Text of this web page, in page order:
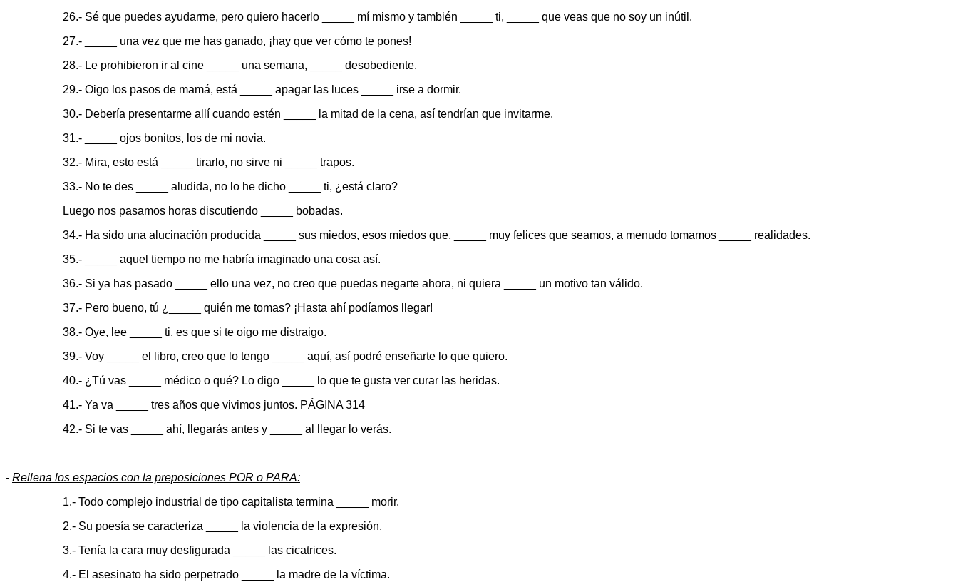
26.- Sé que puedes ayudarme, pero quiero hacerlo _____ mí mismo y también _____ ti, _____ que veas que no soy un inútil.
27.- _____ una vez que me has ganado, ¡hay que ver cómo te pones!
28.- Le prohibieron ir al cine _____ una semana, _____ desobediente.
29.- Oigo los pasos de mamá, está _____ apagar las luces _____ irse a dormir.
30.- Debería presentarme allí cuando estén _____ la mitad de la cena, así tendrían que invitarme.
31.- _____ ojos bonitos, los de mi novia.
32.- Mira, esto está _____ tirarlo, no sirve ni _____ trapos.
33.- No te des _____ aludida, no lo he dicho _____ ti, ¿está claro?
Luego nos pasamos horas discutiendo _____ bobadas.
34.- Ha sido una alucinación producida _____ sus miedos, esos miedos que, _____ muy felices que seamos, a menudo tomamos _____ realidades.
35.- _____ aquel tiempo no me habría imaginado una cosa así.
36.- Si ya has pasado _____ ello una vez, no creo que puedas negarte ahora, ni quiera _____ un motivo tan válido.
37.- Pero bueno, tú ¿_____ quién me tomas? ¡Hasta ahí podíamos llegar!
38.- Oye, lee _____ ti, es que si te oigo me distraigo.
39.- Voy _____ el libro, creo que lo tengo _____ aquí, así podré enseñarte lo que quiero.
40.- ¿Tú vas _____ médico o qué? Lo digo _____ lo que te gusta ver curar las heridas.
41.- Ya va _____ tres años que vivimos juntos. PÁGINA 314
42.- Si te vas _____ ahí, llegarás antes y _____ al llegar lo verás.
- Rellena los espacios con la preposiciones POR o PARA:
1.- Todo complejo industrial de tipo capitalista termina _____ morir.
2.- Su poesía se caracteriza _____ la violencia de la expresión.
3.- Tenía la cara muy desfigurada _____ las cicatrices.
4.- El asesinato ha sido perpetrado _____ la madre de la víctima.